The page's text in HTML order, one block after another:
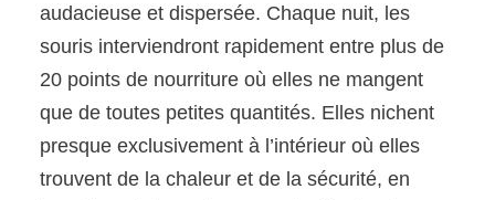
audacieuse et dispersée. Chaque nuit, les
souris interviendront rapidement entre plus de
20 points de nourriture où elles ne mangent
que de toutes petites quantités. Elles nichent
presque exclusivement à l’intérieur où elles
trouvent de la chaleur et de la sécurité, en